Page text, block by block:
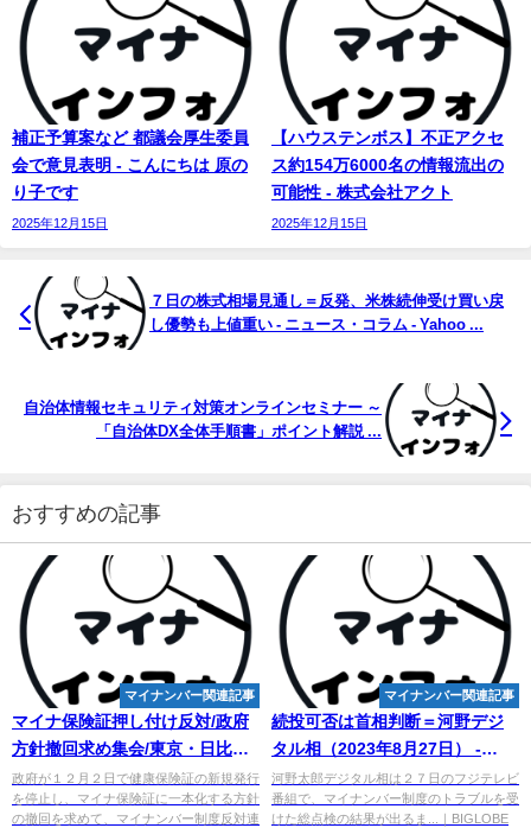
補正予算案など 都議会厚生委員
会で意見表明 - こんにちは 原の
り子です
2025年12月15日
【ハウステンボス】不正アクセ
ス約154万6000名の情報流出の
可能性 - 株式会社アクト
2025年12月15日
７日の株式相場見通し＝反発、米株続伸受け買い戻
し優勢も上値重い - ニュース・コラム - Yahoo ...
自治体情報セキュリティ対策オンラインセミナー ～
「自治体DX全体手順書」ポイント解説 ...
おすすめの記事
マイナンバー関連記事
マイナ保険証押し付け反対/政府
方針撤回求め集会/東京・日比谷
野音に２３００人 - 日本共産党
政府が１２月２日で健康保険証の新規発行
を停止し、マイナ保険証に一本化する方針
の撤回を求めて、マイナンバー制度反対連
マイナンバー関連記事
続投可否は首相判断＝河野デジ
タル相（2023年8月27日） -
BIGLOBEニュース
河野太郎デジタル相は２７日のフジテレビ
番組で、マイナンバー制度のトラブルを受
けた総点検の結果が出るま...｜BIGLOBE